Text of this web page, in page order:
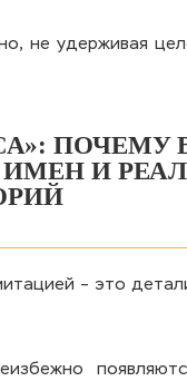
не удерживая
ПОЧЕМУ
ИМЕН И
– это